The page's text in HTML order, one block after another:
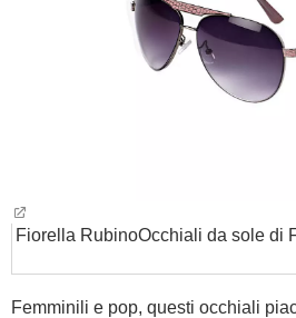
Fiorella RubinoOcchiali da sole di
Femminili e pop, questi occhiali